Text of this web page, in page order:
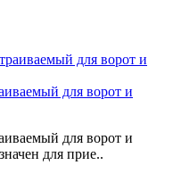
для ворот и
для ворот и
для прие..